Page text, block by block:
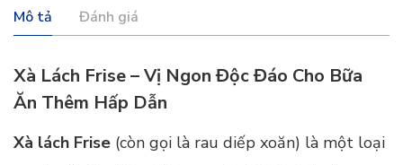
Mô tả Đánh giá
Xà Lách Frise – Vị Ngon Độc Đáo Cho Bữa
Ăn Thêm Hấp Dẫn
Xà lách Frise (còn gọi là rau diếp xoăn) là một loại